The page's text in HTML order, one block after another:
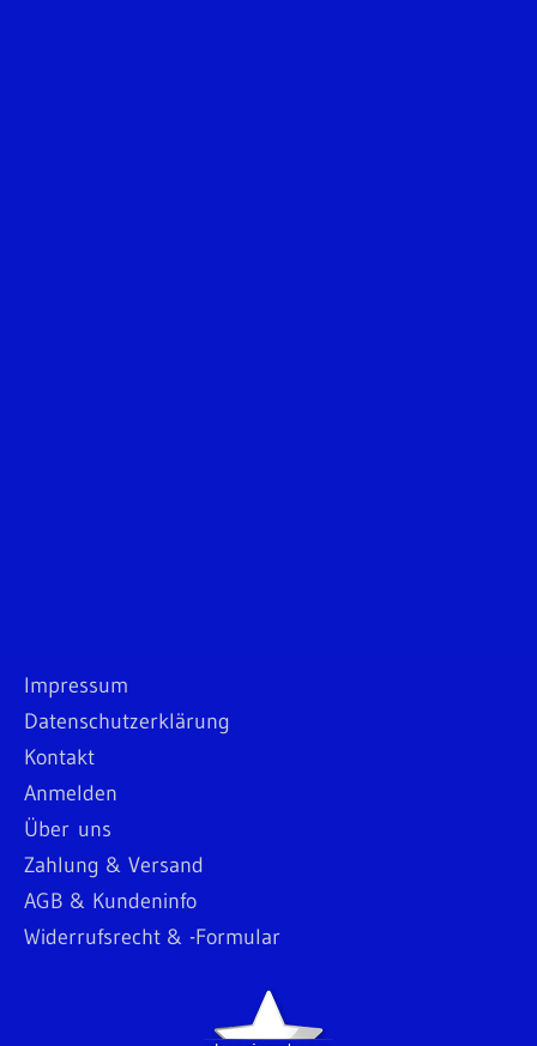
Impressum
Datenschutzerklärung
Kontakt
Anmelden
Über uns
Zahlung & Versand
AGB & Kundeninfo
Widerrufsrecht & -Formular